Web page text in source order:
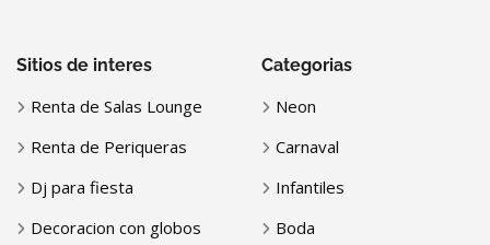
Sitios de interes
Renta de Salas Lounge
Renta de Periqueras
Dj para fiesta
Decoracion con globos
Categorias
Neon
Carnaval
Infantiles
Boda